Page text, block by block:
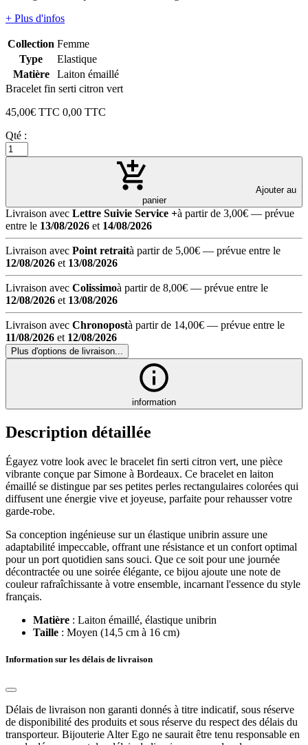
+ Plus d'infos
Collection Femme
Type
Elastique
Matière
Laiton émaillé
Bracelet fin serti citron vert
45,00€ TTC 0,00 TTC
Qté :
Ajouter au
panier
Livraison avec Lettre Suivie Service +à partir de 3,00€ — prévue
entre le 13/08/2026 et 14/08/2026
Livraison avec Point retraità partir de 5,00€ — prévue entre le
12/08/2026 et 13/08/2026
Livraison avec Colissimoà partir de 8,00€ — prévue entre le
12/08/2026 et 13/08/2026
Livraison avec Chronopostà partir de 14,00€ — prévue entre le
11/08/2026 et 12/08/2026
Plus d'options de livraison...
information
Description détaillée
Égayez votre look avec le bracelet fin serti citron vert, une pièce
vibrante conçue par Simone à Bordeaux. Ce bracelet en laiton
émaillé se distingue par ses petites perles rectangulaires colorées qui
diffusent une énergie vive et joyeuse, parfaite pour rehausser votre
garde-robe.
Sa conception ingénieuse sur un élastique unibrin assure une
adaptabilité impeccable, offrant une résistance et un confort optimal
pour un port quotidien sans souci. Que ce soit pour une journée
décontractée ou une soirée élégante, ce bijou ajoute une note de
couleur rafraîchissante à votre ensemble, incarnant l'essence du style
français.
Matière : Laiton émaillé, élastique unibrin
Taille : Moyen (14,5 cm à 16 cm)
Information sur les délais de livraison
Délais de livraison non garanti donnés à titre indicatif, sous réserve
de disponibilité des produits et sous réserve du respect des délais du
transporteur. Bijouterie Alter Ego ne saurait être tenu responsable en